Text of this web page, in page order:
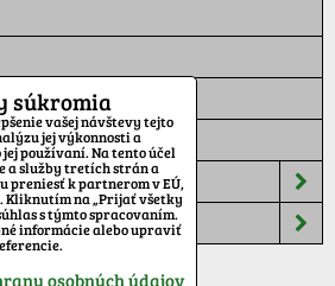
súkromia
vašej návštevy tejto
jej výkonnosti a
používaní. Na tento účel
a služby tretích strán a
preniesť k partnerom v EÚ,
Kliknutím na „Prijať všetky
s týmto spracovaním.
informácie alebo upraviť
osobných údajov